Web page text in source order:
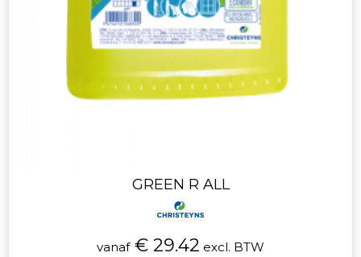
GREEN R ALL
vanaf€ 29.42 excl. BTW